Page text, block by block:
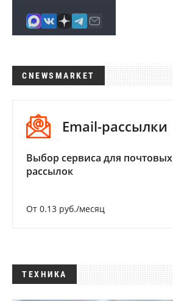
CNEWSMARKET
Email-рассылки
Выбор сервиса для почтовых
рассылок
От 0.13 руб./месяц
ТЕХНИКА